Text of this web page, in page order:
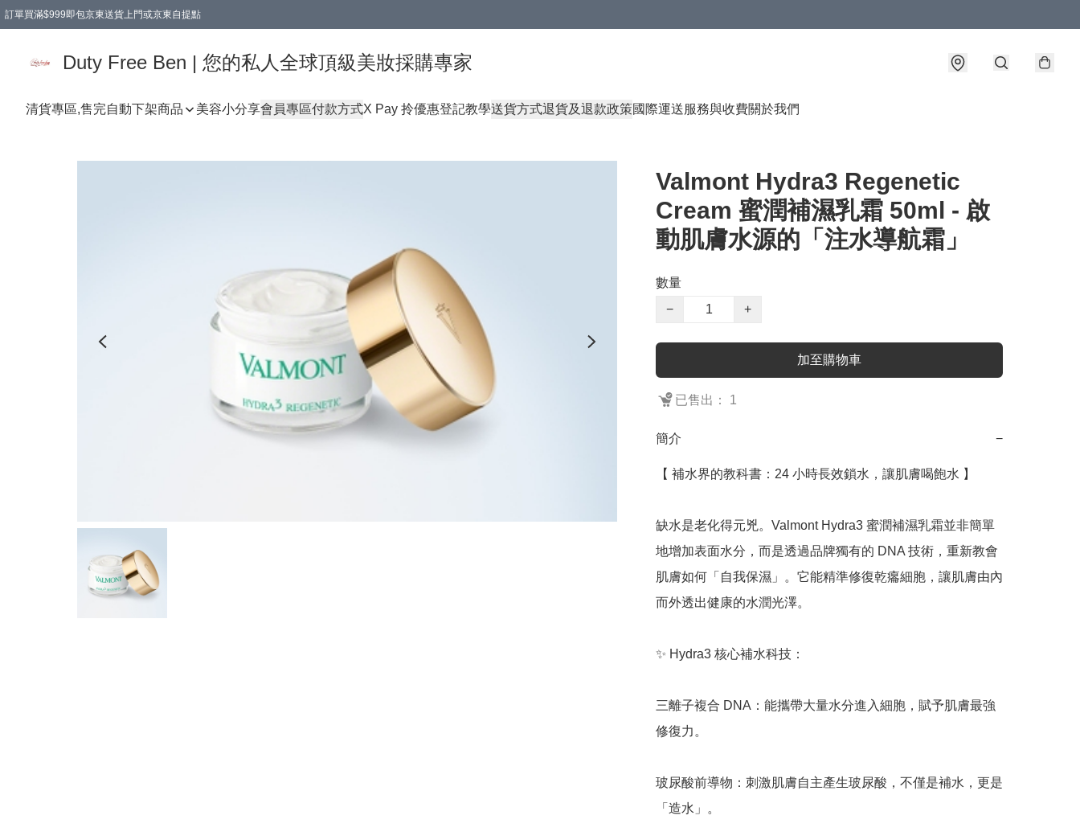
訂單買滿$999即包京東送貨上門或京東自提點
Duty Free Ben | 您的私人全球頂級美妝採購專家
清貨專區,售完自動下架商品 美容小分享會員專區付款方式X Pay 拎優惠登記教學送貨方式退貨及退款政策國際運送服務與收費關於我們
Valmont Hydra3 Regenetic
Cream 蜜潤補濕乳霜 50ml - 啟
動肌膚水源的「注水導航霜」
數量
−
+
加至購物車
已售出： 1
簡介 −
【 補水界的教科書：24 小時長效鎖水，讓肌膚喝飽水 】
缺水是老化得元兇。Valmont Hydra3 蜜潤補濕乳霜並非簡單
地增加表面水分，而是透過品牌獨有的 DNA 技術，重新教會
肌膚如何「自我保濕」。它能精準修復乾癟細胞，讓肌膚由內
而外透出健康的水潤光澤。
✨ Hydra3 核心補水科技：
三離子複合 DNA：能攜帶大量水分進入細胞，賦予肌膚最強
修復力。
玻尿酸前導物：刺激肌膚自主產生玻尿酸，不僅是補水，更是
「造水」。